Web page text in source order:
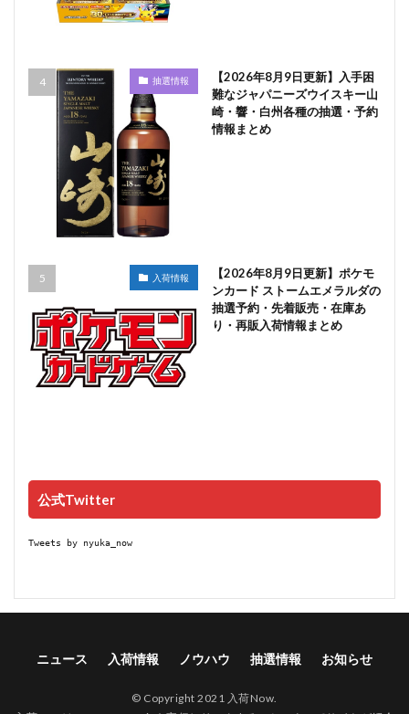
抽選情報
【2026年8月9日更新】入手困
難なジャパニーズウイスキー山
崎・響・白州各種の抽選・予約
情報まとめ
入荷情報
【2026年8月9日更新】ポケモ
ンカード ストームエメラルダの
抽選予約・先着販売・在庫あ
り・再販入荷情報まとめ
公式Twitter
Tweets by nyuka_now
ニュース 入荷情報 ノウハウ 抽選情報 お知らせ
© Copyright 2021 入荷Now.